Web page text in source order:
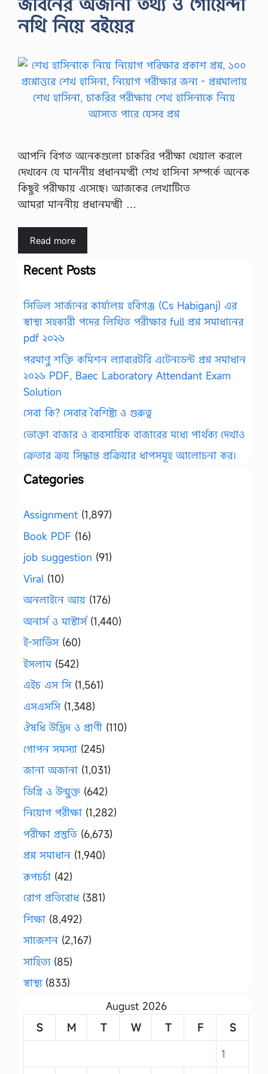
নথি নিয়ে বইয়ের
আপনি বিগত অনেকগুলো চাকরির পরীক্ষা খেয়াল করলে
দেখবেন যে মাননীয় প্রধানমন্ত্রী শেখ হাসিনা সম্পর্কে অনেক
কিছুই পরীক্ষায় এসেছে। আজকের লেখাটিতে
আমরা মাননীয় প্রধানমন্ত্রী …
Read more
Recent Posts
সিভিল সার্জনের কার্যালয় হবিগঞ্জ (Cs Habiganj) এর
স্বাস্থ্য সহকারী পদের লিখিত পরীক্ষার full প্রশ্ন সমাধানের
pdf ২০২৬
পরমাণু শক্তি কমিশন ল্যাবরেটরি এটেনডেন্ট প্রশ্ন সমাধান
২০২৬ PDF, Baec Laboratory Attendant Exam
Solution
সেবা কি? সেবার বৈশিষ্ট্য ও গুরুত্ব
ভোক্তা বাজার ও ব্যবসায়িক বাজারের মধ্যে পার্থক্য দেখাও
ক্রেতার ক্রয় সিদ্ধান্ত প্রক্রিয়ার ধাপসমূহ আলোচনা কর।
Categories
Assignment (1,897)
Book PDF (16)
job suggestion (91)
Viral (10)
অনলাইনে আয় (176)
অনার্স ও মাস্টার্স(1,440)
ই-সার্ভিস(60)
ইসলাম(542)
এইচ এস সি(1,561)
এসএসসি(1,348)
ঔষধি উদ্ভিদ ও প্রাণী (110)
গোপন সমস্যা (245)
জানা অজানা (1,031)
ডিগ্রি ও উন্মুক্ত (642)
নিয়োগ পরীক্ষা (1,282)
পরীক্ষা প্রস্তুতি (6,673)
প্রশ্ন সমাধান (1,940)
রূপচর্চা (42)
রোগ প্রতিরোধ(381)
শিক্ষা (8,492)
সাজেশন (2,167)
সাহিত্য(85)
স্বাস্থ্য(833)
August 2026
S
M T W T F
S
1